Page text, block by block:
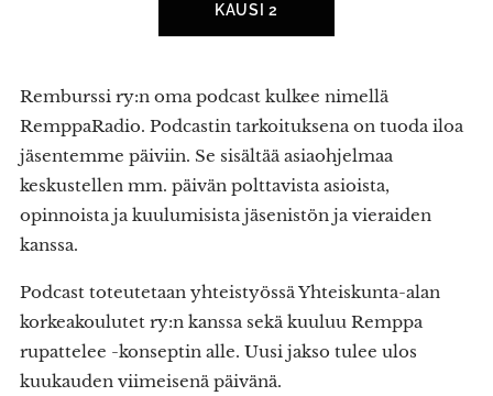
KAUSI 2
Remburssi ry:n oma podcast kulkee nimellä
RemppaRadio. Podcastin tarkoituksena on tuoda iloa
jäsentemme päiviin. Se sisältää asiaohjelmaa
keskustellen mm. päivän polttavista asioista,
opinnoista ja kuulumisista jäsenistön ja vieraiden
kanssa.
Podcast toteutetaan yhteistyössä Yhteiskunta-alan
korkeakoulutet ry:n kanssa sekä kuuluu Remppa
rupattelee -konseptin alle. Uusi jakso tulee ulos
kuukauden viimeisenä päivänä.